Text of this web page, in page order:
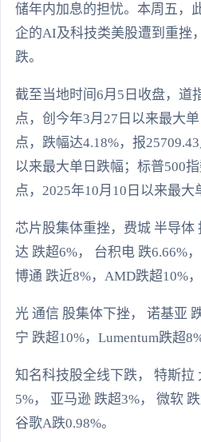
储年内加息的担忧。本周五，
企的AI及科技类美股遭到重挫
跌。
截至当地时间6月5日收盘，道
点，创今年3月27日以来最大
点，跌幅达4.18%，报
以来最大单日跌幅；标普500
点，2025年10月10日以来最大
芯片股集体重挫，费城 半导体
达 跌超6%， 台积电 跌6.66%
博通 跌近8%，AMD跌超10%
光 通信 股集体下挫， 诺基亚
宁 跌超10%，Lumentum跌超8%
知名科技股全线下跌， 特斯拉
5%， 亚马逊 跌超3%， 微软
谷歌A跌0.98%。